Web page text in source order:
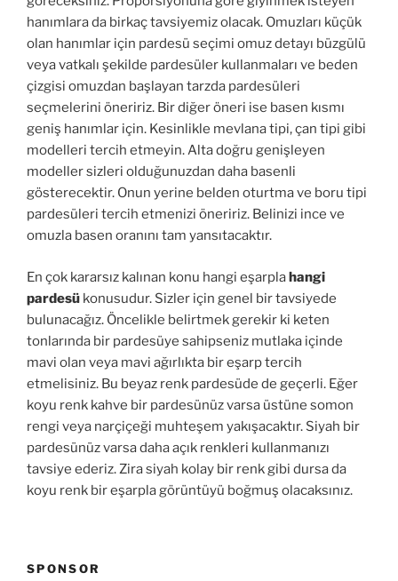
hanımlara da birkaç tavsiyemiz olacak. Omuzları küçük
olan hanımlar için pardesü seçimi omuz detayı büzgülü
veya vatkalı şekilde pardesüler kullanmaları ve beden
çizgisi omuzdan başlayan tarzda pardesüleri
seçmelerini öneririz. Bir diğer öneri ise basen kısmı
geniş hanımlar için. Kesinlikle mevlana tipi, çan tipi gibi
modelleri tercih etmeyin. Alta doğru genişleyen
modeller sizleri olduğunuzdan daha basenli
gösterecektir. Onun yerine belden oturtma ve boru tipi
pardesüleri tercih etmenizi öneririz. Belinizi ince ve
omuzla basen oranını tam yansıtacaktır.
En çok kararsız kalınan konu hangi eşarplahangi
pardesü konusudur. Sizler için genel bir tavsiyede
bulunacağız. Öncelikle belirtmek gerekir ki keten
tonlarında bir pardesüye sahipseniz mutlaka içinde
mavi olan veya mavi ağırlıkta bir eşarp tercih
etmelisiniz. Bu beyaz renk pardesüde de geçerli. Eğer
koyu renk kahve bir pardesünüz varsa üstüne somon
rengi veya narçiçeği muhteşem yakışacaktır. Siyah bir
pardesünüz varsa daha açık renkleri kullanmanızı
tavsiye ederiz. Zira siyah kolay bir renk gibi dursa da
koyu renk bir eşarpla görüntüyü boğmuş olacaksınız.
SPONSOR